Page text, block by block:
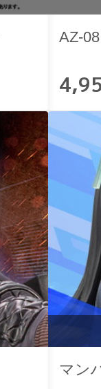
AZ-
マン